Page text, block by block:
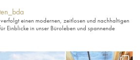
einen modernen, zeitlosen und nachhaltigen
Einblicke in unser Büroleben und spannende